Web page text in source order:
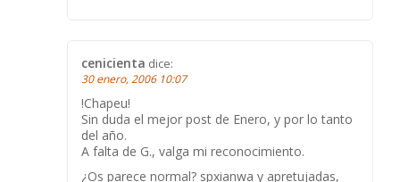
cenicienta dice:
30 enero, 2006 10:07
!Chapeu!
Sin duda el mejor post de Enero, y por lo tanto
del año.
A falta de G., valga mi reconocimiento.
¿Os parece normal? spxianwa y apretujadas,